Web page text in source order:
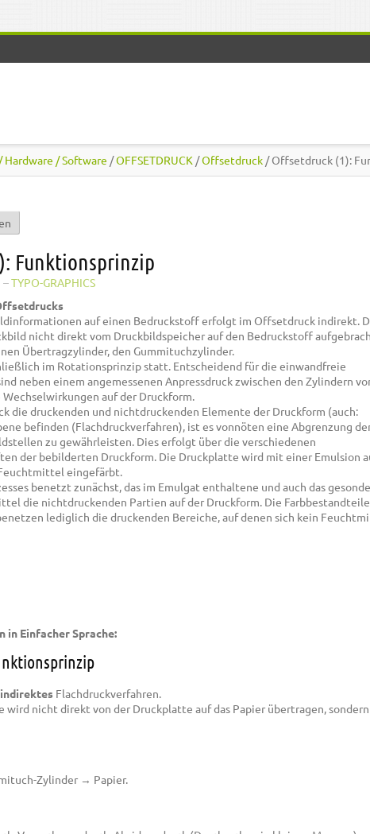
/ Software /OFFSETDRUCK /Offsetdruck / Offsetdruck (1):
Funktionsprinzip
–TYPO-GRAPHICS
auf einen Bedruckstoff erfolgt im Offsetdruck indirekt.
nicht direkt vom Druckbildspeicher auf den Bedruckstoff
Übertragzylinder, den Gummituchzylinder.
im Rotationsprinzip statt. Entscheidend für die einwandfreie
neben einem angemessenen Anpressdruck zwischen den Zylindern
Wechselwirkungen auf der Druckform.
die druckenden und nichtdruckenden Elemente der Druckform (auch:
befinden (Flachdruckverfahren), ist es vonnöten eine Abgrenzung
zu gewährleisten. Dies erfolgt über die verschiedenen
der bebilderten Druckform. Die Druckplatte wird mit einer Emulsion
eingefärbt.
benetzt zunächst, das im Emulgat enthaltene und auch das
die nichtdruckenden Partien auf der Druckform. Die
lediglich die druckenden Bereiche, auf denen sich kein
Einfacher Sprache:
indirektes Flachdruckverfahren.
wird nicht direkt von der Druckplatte auf das Papier übertragen,
Zylinder → Papier.